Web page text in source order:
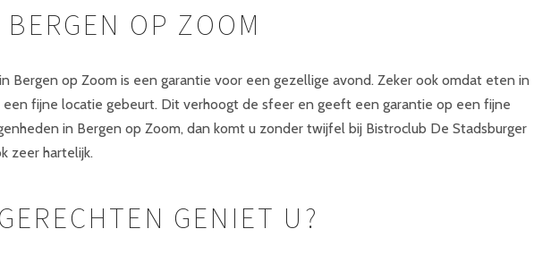
OP ZOOM
Bergen op Zoom is een garantie voor een gezellige avond. Zeker ook omdat eten in
een fijne locatie gebeurt. Dit verhoogt de sfeer en geeft een garantie op een fijne
in Bergen op Zoom, dan komt u zonder twijfel bij Bistroclub De Stadsburger
zeer hartelijk.
GENIET U?